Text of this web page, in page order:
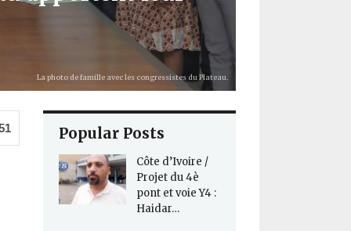
La photo de famille avec les congressistes du Plateau.
Popular Posts
Côte d’Ivoire /
Projet du 4è
pont et voie Y4 :
Haidar…